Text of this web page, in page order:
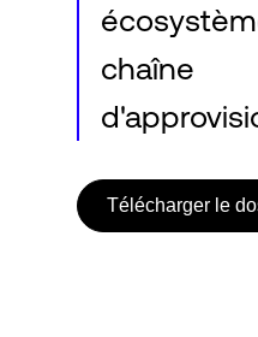
chaîne
Télécharger le